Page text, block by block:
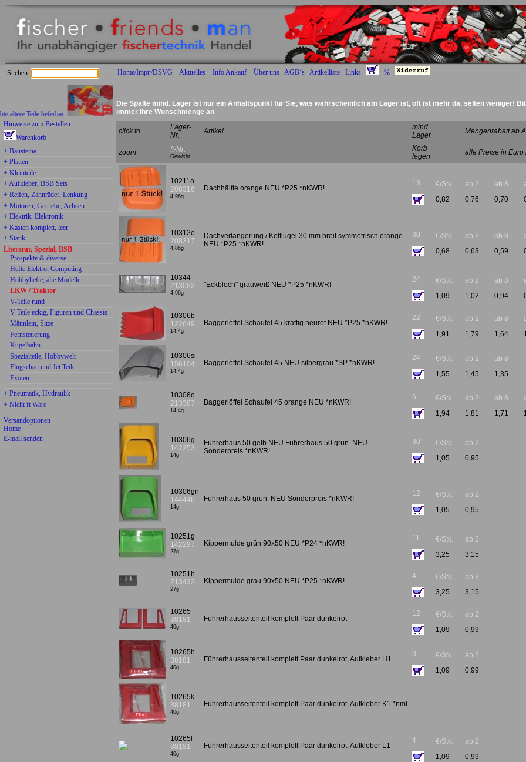
Home/Impr./DSVG Aktuelles Info Ankauf Über uns AGB´s Artikelliste Links %
Suchen:
Teile lieferbar:
Hinweise zum Bestellen
Warenkorb
+ Bausteine
+ Platten
+ Kleinteile
+ Aufkleber, BSB Sets
+ Reifen, Zahnräder, Lenkung
+ Motoren, Getriebe, Achsen
+ Elektrik, Elektronik
+ Kasten komplett, leer
+ Statik
Literatur, Spezial, BSB
Prospekte & diverse
Hefte Elektro, Computing
Hobbyhefte, alte Modelle
LKW / Traktor
V-Teile rund
V-Teile eckig, Figuren und Chassis
Männlein, Sitze
Fernsteuerung
Kugelbahn
Spezialteile, Hobbywelt
Flugschau und Jet Teile
Exoten
+ Pneumatik, Hydraulik
+ Nicht ft Ware
Versandoptionen
Home
E-mail senden
Die Spalte mind. Lager ist nur ein Anhaltspunkt für Sie, was wahrscheinlich am Lager ist, oft ist mehr da, selten weniger!
immer Ihre Wunschmenge an
click to
Lager-
Nr.
Artikel
mind.
Lager
Mengenrabatt ab
zoom ft-Nr.
Gewicht
Korb
legen
alle Preise in Euro
10211o
208316
4,96g
Dachhälfte orange NEU *P25 *nKWR!
13
€/Stk.
0,82
ab 2
0,76
ab 8
0,70
10312o
208317
4,86g
Dachverlängerung / Kotflügel 30 mm breit symmetrisch orange
NEU *P25 *nKWR!
30
€/Stk.
0,68
ab 2
0,63
ab 8
0,59
10344
213082
4,96g
"Eckblech" grauweiß NEU *P25 *nKWR!
24
€/Stk.
1,09
ab 2
1,02
ab 8
0,94
10306b
122649
14,4g
Baggerlöffel Schaufel 45 kräftig neurot NEU *P25 *nKWR!
22
€/Stk.
1,91
ab 2
1,79
ab 8
1,64
10306si
156104
14,4g
Baggerlöffel Schaufel 45 NEU silbergrau *SP *nKWR!
24
€/Stk.
1,55
ab 2
1,45
ab 8
1,35
10306o
213387
14,4g
Baggerlöffel Schaufel 45 orange NEU *nKWR!
6
€/Stk.
1,94
ab 2
1,81
ab 8
1,71
10306g
142253
14g
Führerhaus 50 gelb NEU Führerhaus 50 grün. NEU
Sonderpreis *nKWR!
30
€/Stk.
1,05
ab 2
0,95
10306gn
144446
14g
Führerhaus 50 grün. NEU Sonderpreis *nKWR!
12
€/Stk.
1,05
ab 2
0,95
10251g
142297
27g
Kippermulde grün 90x50 NEU *P24 *nKWR!
11
€/Stk.
3,25
ab 2
3,15
10251h
213432
27g
Kippermulde grau 90x50 NEU *P25 *nKWR!
4
€/Stk.
3,25
ab 2
3,15
10265
38181
40g
Führerhausseitenteil komplett Paar dunkelrot
12
€/Stk.
1,09
ab 2
0,99
10265h
38181
40g
Führerhausseitenteil komplett Paar dunkelrot, Aufkleber H1
3
€/Stk.
1,09
ab 2
0,99
10265k
38181
40g
Führerhausseitenteil komplett Paar dunkelrot, Aufkleber K1 *nml
10265l
38181
40g
Führerhausseitenteil komplett Paar dunkelrot, Aufkleber L1
4
€/Stk.
1,09
ab 2
0,99